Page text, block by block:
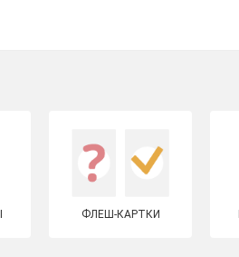
ФЛЕШ-КАРТКИ